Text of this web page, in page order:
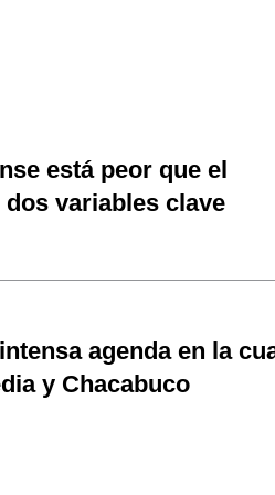
está peor que el
variables clave
agenda en la
y Chacabuco